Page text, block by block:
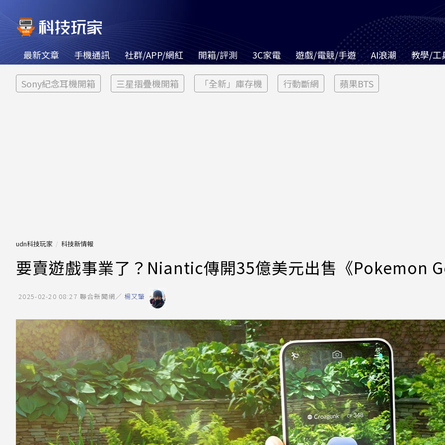
最新文章 手機通訊 社群/APP/網紅 開箱/評測 3C家電 遊戲/電競/手遊 AI浪潮 教學/工
Sony紀念耳機開箱 三星摺疊機開箱 「全新」庫存機 行動斷網 蘋果BTS
udn科技玩家 科技新情報
要賣遊戲事業了？Niantic傳開35億美元出售《Pokemon
2025-02-20 08:27 聯合新聞網／ 楊又肇